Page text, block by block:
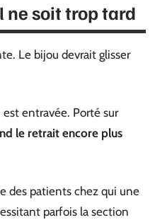
ne soit trop tard
Le bijou devrait glisser
entravée. Porté sur
le retrait encore plus
des patients chez qui une
parfois la section